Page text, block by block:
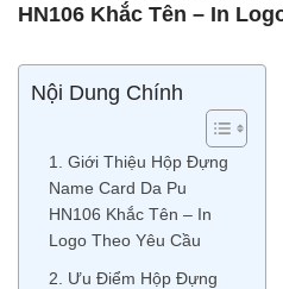
HN106 Khắc Tên – In
Nội Dung Chính
1. Giới Thiệu Hộp Đựng
Name Card Da Pu
HN106 Khắc Tên – In
Logo Theo Yêu Cầu
2. Ưu Điểm Hộp Đựng